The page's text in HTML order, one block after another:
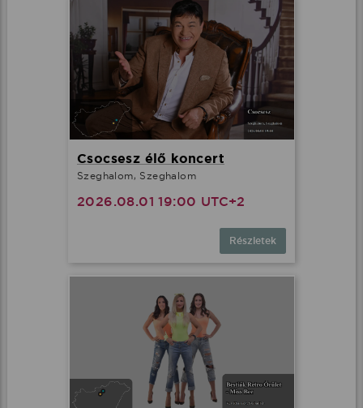
Csocsesz élő koncert
Szeghalom, Szeghalom
2026.08.01 19:00 UTC+2
Részletek